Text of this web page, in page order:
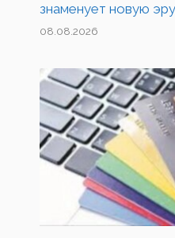
знаменует новую
08.08.2026